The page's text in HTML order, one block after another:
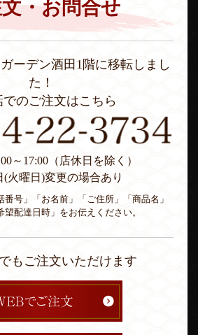
・お問合せ
ーデン酒田1階に移転しまし
た！
でのご注文はこちら
～17:00（店休日を除く）
火曜日)変更の場合あり
番号」「お名前」「ご住所」「商品名」
望配達日時」をお伝えください。
もご注文いただけます